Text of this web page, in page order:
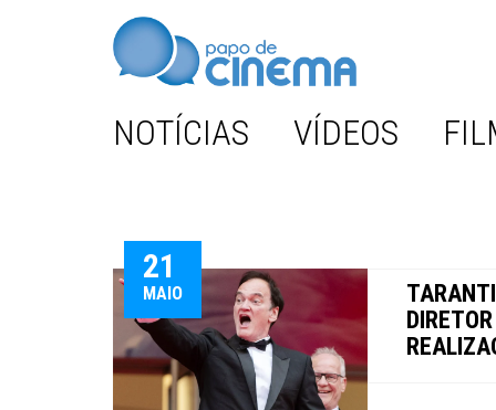
NOTÍCIAS VÍDEOS
21
MAIO